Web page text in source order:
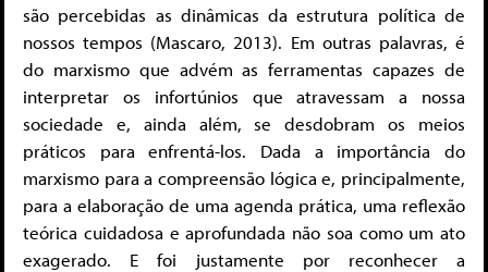
são percebidas as dinâmicas da estrutura política de
nossos tempos (Mascaro, 2013). Em outras palavras, é
do marxismo que advém as ferramentas capazes de
interpretar os infortúnios que atravessam a nossa
sociedade e, ainda além, se desdobram os meios
práticos para enfrentá-los. Dada a importância do
marxismo para a compreensão lógica e, principalmente,
para a elaboração de uma agenda prática, uma reflexão
teórica cuidadosa e aprofundada não soa como um ato
exagerado. E foi justamente por reconhecer a